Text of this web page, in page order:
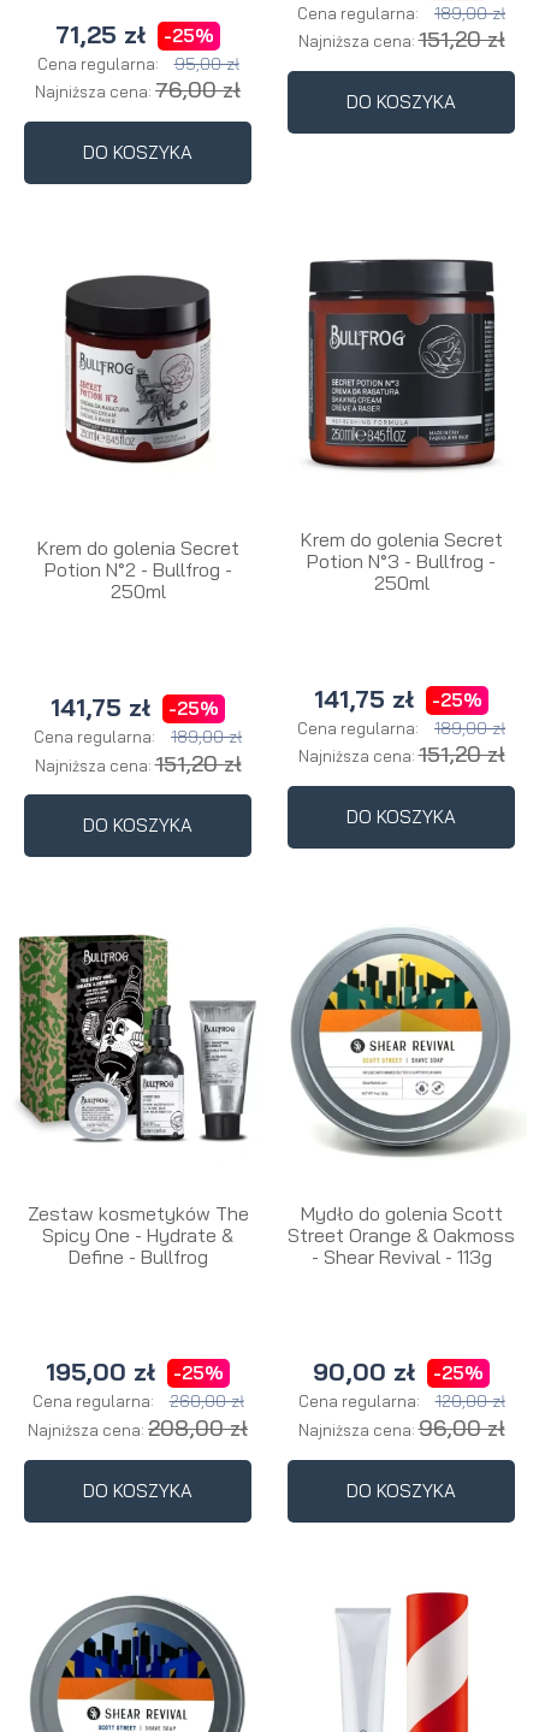
71,25 zł -25%
Cena regularna: 95,00 zł
Najniższa cena: 76,00 zł
DO KOSZYKA
Cena regularna: 189,00 zł
Najniższa cena:151,20 zł
DO KOSZYKA
Krem do golenia Secret
Potion N°2 - Bullfrog -
250ml
141,75 zł -25%
Cena regularna: 189,00 zł
Najniższa cena:151,20 zł
DO KOSZYKA
Krem do golenia Secret
Potion N°3 - Bullfrog -
250ml
141,75 zł -25%
Cena regularna: 189,00 zł
Najniższa cena:151,20 zł
DO KOSZYKA
Zestaw kosmetyków The
Spicy One - Hydrate &
Define - Bullfrog
195,00 zł -25%
Cena regularna: 260,00 zł
Najniższa cena: 208,00 zł
DO KOSZYKA
Mydło do golenia Scott
Street Orange & Oakmoss
- Shear Revival - 113g
90,00 zł -25%
Cena regularna: 120,00 zł
Najniższa cena:96,00 zł
DO KOSZYKA